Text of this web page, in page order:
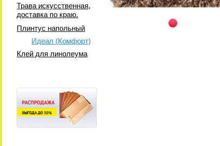
Трава искусственная,
доставка по краю.
Плинтус напольный
Идеал (Комфорт)
Клей для линолеума